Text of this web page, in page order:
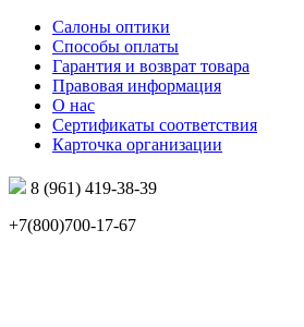
Салоны оптики
Способы оплаты
Гарантия и возврат товара
Правовая информация
О нас
Сертификаты соответствия
Карточка организации
8 (961) 419-38-39
+7(800)700-17-67